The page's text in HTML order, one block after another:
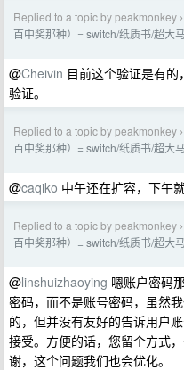
Replied to a topic by peakmonkey ›
百中奖那种）= switch/纸质书/超大
@Cheivin 目前这个验证是有
验证。
Replied to a topic by peakmonkey ›
百中奖那种）= switch/纸质书/超大
@caqiko 中午还在扩容，下午
Replied to a topic by peakmonkey ›
百中奖那种）= switch/纸质书/超大
@linshuizhaoying 嗯账户密码
密码，而不是账号密码，虽然
的，但并没有友好的告诉用户
接受。方便的话，您留个方式
谢，这个问题我们也会优化。